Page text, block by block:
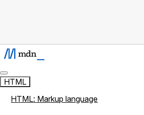
HTML
HTML: Markup language